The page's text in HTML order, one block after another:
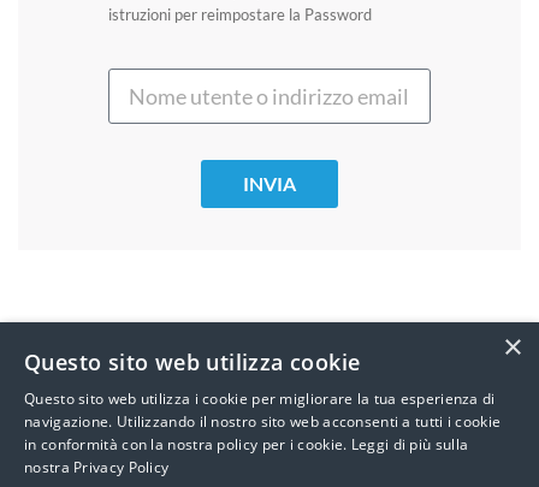
istruzioni per reimpostare la Password
INVIA
×
Questo sito web utilizza cookie
Questo sito web utilizza i cookie per migliorare la tua esperienza di
navigazione. Utilizzando il nostro sito web acconsenti a tutti i cookie
in conformità con la nostra policy per i cookie. Leggi di più sulla
nostra Privacy Policy